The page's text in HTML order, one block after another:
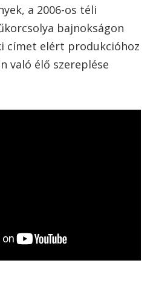
a 2006-os téli
bajnokságon
címet elért produkcióhoz
való élő szereplése